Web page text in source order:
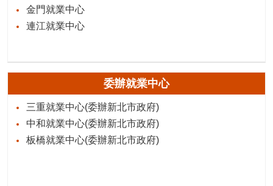
金門就業中心
連江就業中心
委辦就業中心
三重就業中心(委辦新北市政府)
中和就業中心(委辦新北市政府)
板橋就業中心(委辦新北市政府)